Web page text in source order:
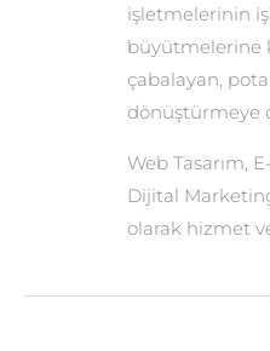
işletmelerinin
büyütmelerine
çabalayan,
dönüştürmeye
Web Tasarım,
Dijital
olarak hizmet